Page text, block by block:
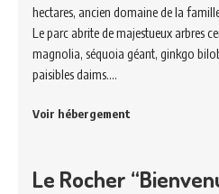
hectares, ancien domaine de la
Le parc abrite de majestueux arbres
magnolia, séquoia géant, ginkgo
paisibles daims.…
Voir hébergement
Le Rocher